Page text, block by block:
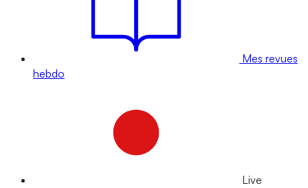
Mes revues
hebdo
Live